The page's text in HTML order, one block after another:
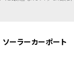
ソーラーカーポート